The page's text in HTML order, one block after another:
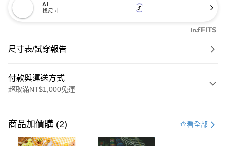
AI
找尺寸
尺寸表/試穿報告
付款與運送方式
超取滿NT$1,000免運
信用卡一次付款
購物金
商品加價購 (2) 查看全部